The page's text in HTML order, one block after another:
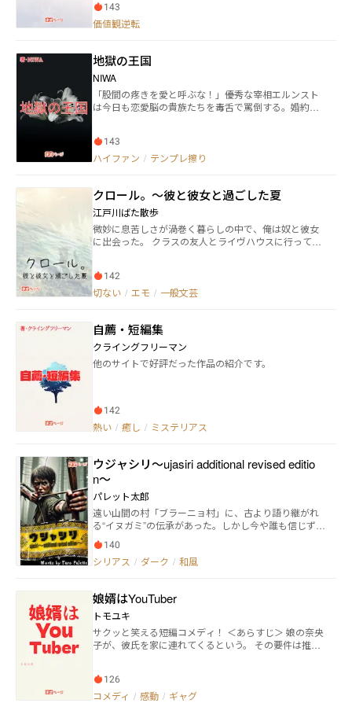
ィカの娘、デスデモーナは、隣国の美しきスパイ、リ
リアーナの陰謀を見抜きながらも、その邪悪さに心
とす。王立学園の卒業パーティーで、愚鈍な婚約者エ
リアス王子から公然と婚約破棄を宣言されたデスデモ
ーナは、絶望するどころか恍惚の表情を浮かべる。こ
の最高の悲劇に歓喜し、窓を爆破して乱入してきた両
親と共にその不幸を心から祝福するのだった。 死と陰
短編式ブラックラブコメディ。
143
価値観逆転
地獄の王国
NIWA
「股間の疼きを愛と呼ぶな！」――優秀な宰相エルンスト
は今日も恋愛脳の貴族たちを毒舌で罵倒する。婚約破
く。エルンストは彼らを「精液脳」「発情期の雌猫」
と罵りながらも、その尻拭いに奔走する日々。しかし
143
ハイファン / テンプレ擦り
クロール。～彼と彼女と過ごした夏
江戸川ばた散歩
微妙に息苦しさが渦巻く暮らしの中で、俺は奴と彼女
に出会った。 クラスの友人とライヴハウスに行ってか
人で夏までの季節を過ごした。 秋になって、彼女は消
えた。それは既に判っていたことだった。
142
切ない / エモ / 一般文芸
自薦・短編集
クライングフリーマン
他のサイトで好評だった作品の紹介です。
142
熱い / 癒し / ミステリアス
ウジャシリ〜ujasiri additional revised editio
n〜
パレット太郎
遠い山間の村「ブラーニョ村」に、古より語り継がれ
る“イヌガミ”の伝承があった。しかし今や誰も信じず、
伝承は子供の唄に残るだけ。そんな村の片隅、祖父母
に育てられた少女・ウジャは、家族の死を経て山の上
で孤独に生きていた。 ある夜、ウジャは人ならざる
祖父の残した弓矢と、祖母の教えを胸に、ウジャは自
ら山を要塞化し、連夜の戦いに身を投じていく。 この
物語は、信じる者が見捨てられたとき、それでも「守
る」ことを選んだひとりの少女の記録である。
140
シリアス / ダーク / 和風
娘婿はYouTuber
トモユキ
サクッと笑える短編コメディ！ ＜あらすじ＞ 娘の奈央
子が、彼氏を家に連れてくるという。 その要件は推し
い。 これが『笑いの短編小説コンテスト参加作品』だ
としても。
126
コメディ / 感動 / ギャグ